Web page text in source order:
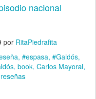
nacional
por RitaPiedrafita
#espasa #Galdós
book Carlos Mayoral
reseñas